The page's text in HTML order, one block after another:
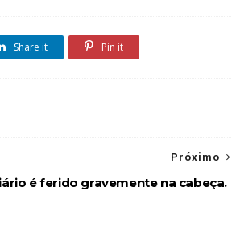
Share it Pin it
Próximo
é ferido gravemente na cabeça.